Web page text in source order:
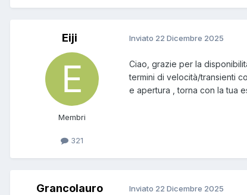
Eiji
Membri
321
Inviato 22 Dicembre 2025
Ciao, grazie per la
termini di velocità/transienti
e apertura , torna con la tua
Grancolauro Inviato 22 Dicembre 2025